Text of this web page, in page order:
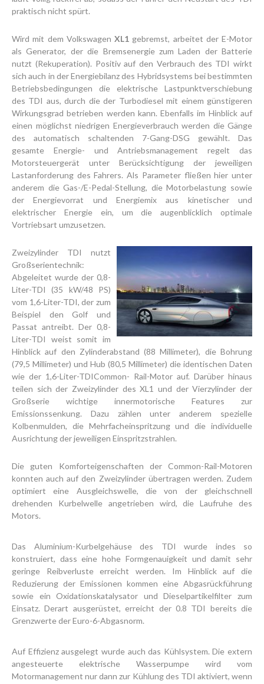
praktisch nicht spürt.
Wird mit dem Volkswagen XL1 gebremst, arbeitet der E-Motor
als Generator, der die Bremsenergie zum Laden der Batterie
nutzt (Rekuperation). Positiv auf den Verbrauch des TDI wirkt
sich auch in der Energiebilanz des Hybridsystems bei bestimmten
Betriebsbedingungen die elektrische Lastpunktverschiebung
des TDI aus, durch die der Turbodiesel mit einem günstigeren
Wirkungsgrad betrieben werden kann. Ebenfalls im Hinblick auf
einen möglichst niedrigen Energieverbrauch werden die Gänge
des automatisch schaltenden 7-Gang-DSG gewählt. Das
gesamte Energie- und Antriebsmanagement regelt das
Motorsteuergerät unter Berücksichtigung der jeweiligen
Lastanforderung des Fahrers. Als Parameter fließen hier unter
anderem die Gas-/E-Pedal-Stellung, die Motorbelastung sowie
der Energievorrat und Energiemix aus kinetischer und
elektrischer Energie ein, um die augenblicklich optimale
Vortriebsart umzusetzen.
Zweizylinder TDI nutzt
Großserientechnik:
Abgeleitet wurde der 0,8-
Liter-TDI (35 kW/48 PS)
vom 1,6-Liter-TDI, der zum
Beispiel den Golf und
Passat antreibt. Der 0,8-
Liter-TDI weist somit im
Hinblick auf den Zylinderabstand (88 Millimeter), die Bohrung
(79,5 Millimeter) und Hub (80,5 Millimeter) die identischen Daten
wie der 1,6-Liter-TDICommon- Rail-Motor auf. Darüber hinaus
teilen sich der Zweizylinder des XL1 und der Vierzylinder der
Großserie wichtige innermotorische Features zur
Emissionssenkung. Dazu zählen unter anderem spezielle
Kolbenmulden, die Mehrfacheinspritzung und die individuelle
Ausrichtung der jeweiligen Einspritzstrahlen.
Die guten Komforteigenschaften der Common-Rail-Motoren
konnten auch auf den Zweizylinder übertragen werden. Zudem
optimiert eine Ausgleichswelle, die von der gleichschnell
drehenden Kurbelwelle angetrieben wird, die Laufruhe des
Motors.
Das Aluminium-Kurbelgehäuse des TDI wurde indes so
konstruiert, dass eine hohe Formgenauigkeit und damit sehr
geringe Reibverluste erreicht werden. Im Hinblick auf die
Reduzierung der Emissionen kommen eine Abgasrückführung
sowie ein Oxidationskatalysator und Dieselpartikelfilter zum
Einsatz. Derart ausgerüstet, erreicht der 0.8 TDI bereits die
Grenzwerte der Euro-6-Abgasnorm.
Auf Effizienz ausgelegt wurde auch das Kühlsystem. Die extern
angesteuerte elektrische Wasserpumpe wird vom
Motormanagement nur dann zur Kühlung des TDI aktiviert, wenn